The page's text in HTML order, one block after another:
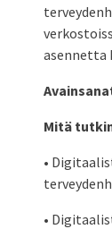
asennetta
Mitä
•
•